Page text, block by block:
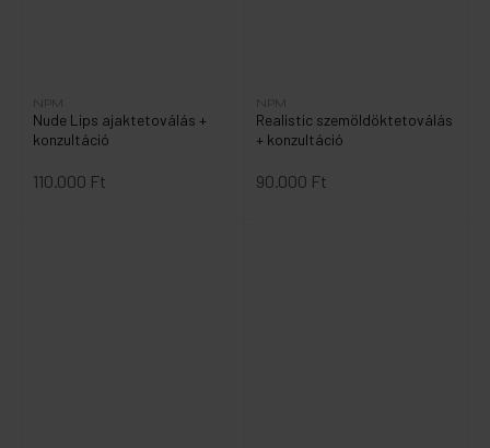
Nude Lips ajaktetoválás +
konzultáció
NPM
110.000 Ft
Realistic szemöldöktetoválás
+ konzultáció
NPM
90.000 Ft